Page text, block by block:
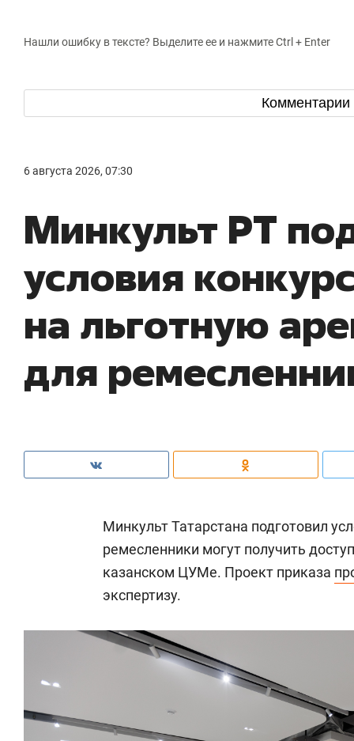
Нашли ошибку в тексте? Выделите ее и нажмите Ctrl + Enter
Комментарии
6 августа 2026, 07:30
Минкульт РТ
условия
на льготную
для
Минкульт Татарстана подготовил
ремесленники могут получить
казанском ЦУМе. Проект приказа
экспертизу.